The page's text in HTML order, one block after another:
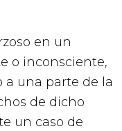
en un
o inconsciente,
una parte de la
de dicho
un caso de